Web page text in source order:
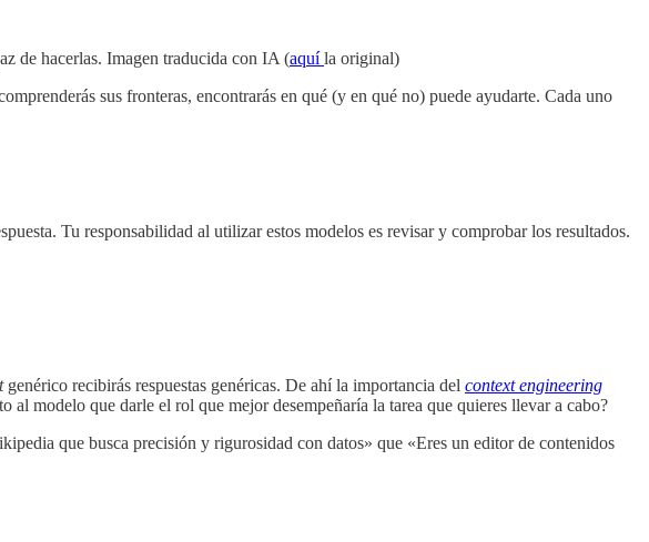
de hacerlas. Imagen traducida con IA (aquíla original)
sus fronteras, encontrarás en qué (y en qué no) puede ayudarte. Cada uno
Tu responsabilidad al utilizar estos modelos es revisar y comprobar los resultados.
genérico recibirás respuestas genéricas. De ahí la importancia del context engineering
al modelo que darle el rol que mejor desempeñaría la tarea que quieres llevar a cabo?
que busca precisión y rigurosidad con datos» que «Eres un editor de contenidos